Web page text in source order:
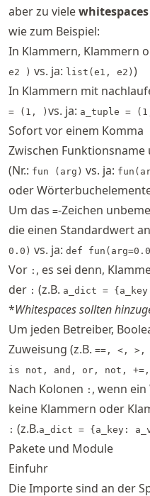
aber zu viele
wie zum Beispiel:
In Klammern, Klammern
e2 ) vs. ja: list(e1, e2) )
In Klammern mit
= (1, ) vs. ja: a_tuple =
Sofort vor einem Komma
Zwischen
(Nr.: fun (arg) vs. ja:
oder
Um das =-Zeichen
die einen Standardwert
0.0) vs. ja: def
Vor : , es sei denn,
der : (z.B. a_dict =
*Whitespaces sollten
Um jeden Betreiber,
Zuweisung (z.B. ==, <,
is not, and, or, not,
Nach Kolonen : , wenn
keine Klammern oder
: (z.B.a_dict = {a_key:
Pakete und Module
Einfuhr
Die Importe sind an der